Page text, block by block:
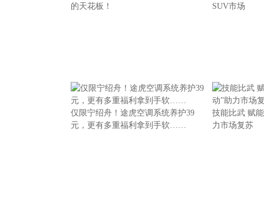
的天花板！ SUV市场
仅限宁绍舟！途虎空调系统养护39
元，更有多重福利拿到手软……
技能比武 赋
力市场复苏